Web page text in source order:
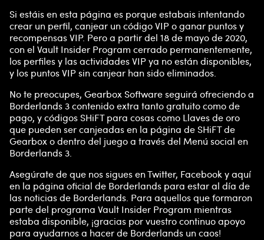
Si estáis en esta página es porque estabais intentando
crear un perfil, canjear un código VIP o ganar puntos y
recompensas VIP. Pero a partir del 18 de mayo de 2020,
con el Vault Insider Program cerrado permanentemente,
los perfiles y las actividades VIP ya no están disponibles,
y los puntos VIP sin canjear han sido eliminados.
No te preocupes, Gearbox Software seguirá ofreciendo a
Borderlands 3 contenido extra tanto gratuito como de
pago, y códigos SHiFT para cosas como Llaves de oro
que pueden ser canjeadas en la página de SHiFT de
Gearbox o dentro del juego a través del Menú social en
Borderlands 3.
Asegúrate de que nos sigues en Twitter, Facebook y aquí
en la página oficial de Borderlands para estar al día de
las noticias de Borderlands. Para aquellos que formaron
parte del programa Vault Insider Program mientras
estaba disponible, ¡gracias por vuestro continuo apoyo
para ayudarnos a hacer de Borderlands un caos!